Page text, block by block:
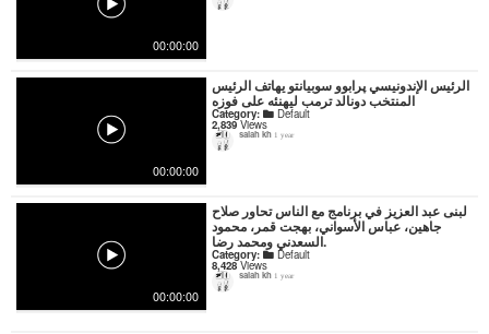
00:00:00
00:00:00
الرئيس الإندونيسي پرابوو سوبيانتو يهاتف الرئيس
المنتخب دونالد ترمب ليهنئه على فوزه
Category: Default
2,839Views
salah kh 1 year
00:00:00
لبنى عبد العزيز في برنامج مع الناس تحاور صلاح
جاهين، عباس الأسواني، بهجت قمر، محمود
السعدني ومحمد رضا.
Category: Default
8,428Views
salah kh 1 year